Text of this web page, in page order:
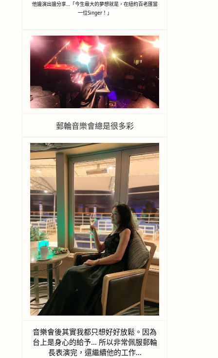
他邊演出邊分享…「今生最大的夢想就是，在紐約百老匯當
一位Singer！」
郵輪音樂會總是很多彩
音樂會後其實我都只想好好放鬆。因為
台上是身心的給予… 所以非常佩服郵輪
長表演完，還繼續他的工作…